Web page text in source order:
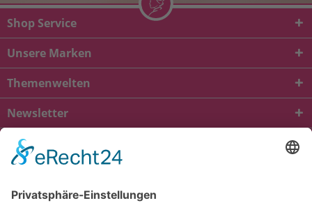
Shop Service
Unsere Marken
Themenwelten
Newsletter
* Alle Preise inkl. gesetzl. Mehrwertsteuer zzgl.
und ggf.
Nachnahmegebühren, wenn nicht anders beschrieben
viba.de